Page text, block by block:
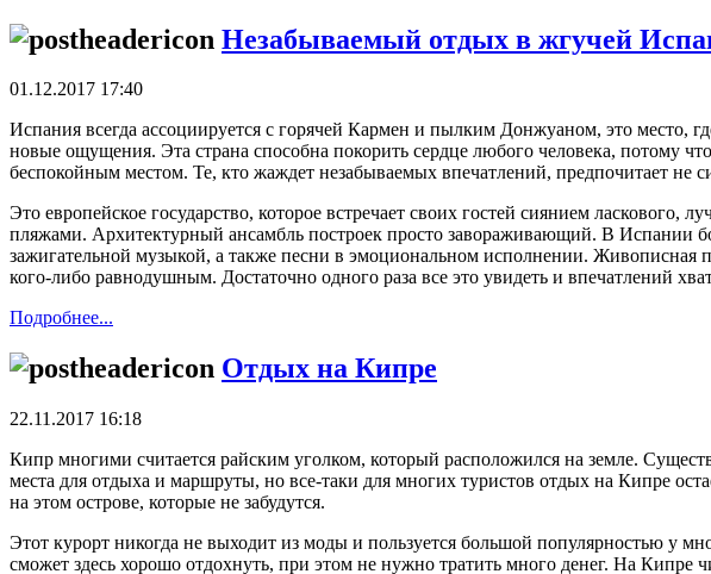
Незабываемый отдых в жгучей
01.12.2017 17:40
Испания всегда ассоциируется с горячей Кармен и пылким Донжуаном, это место,
новые ощущения. Эта страна способна покорить сердце любого человека, потому
беспокойным местом. Те, кто жаждет незабываемых впечатлений, предпочитает не
Это европейское государство, которое встречает своих гостей сиянием
пляжами. Архитектурный ансамбль построек просто завораживающий. В Испании
зажигательной музыкой, а также песни в эмоциональном исполнении. Живописная
кого-либо равнодушным. Достаточно одного раза все это увидеть и впечатлений
Подробнее...
Отдых на Кипре
22.11.2017 16:18
Кипр многими считается райским уголком, который расположился на земле.
места для отдыха и маршруты, но все-таки для многих туристов отдых на Кипре
на этом острове, которые не забудутся.
Этот курорт никогда не выходит из моды и пользуется большой популярностью у
сможет здесь хорошо отдохнуть, при этом не нужно тратить много денег. На Кипре